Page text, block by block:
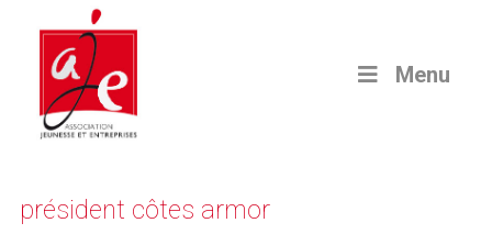
Menu
président côtes armor